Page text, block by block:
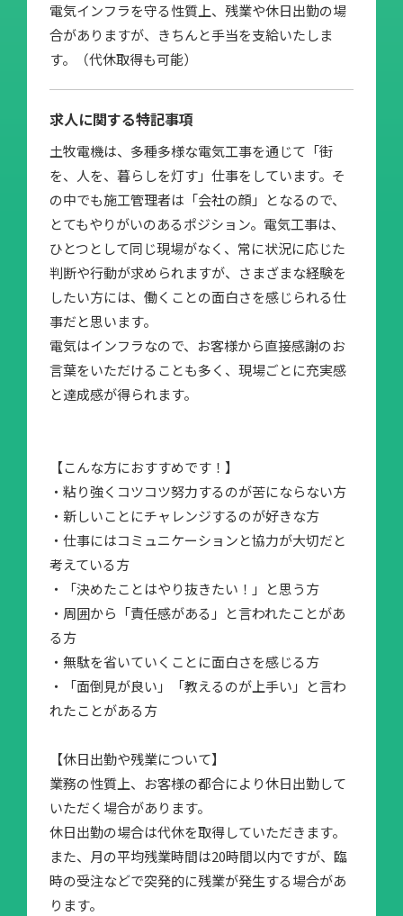
電気インフラを守る性質上、残業や休日出勤の場
合がありますが、きちんと手当を支給いたしま
す。（代休取得も可能）
求人に関する特記事項
土牧電機は、多種多様な電気工事を通じて「街
を、人を、暮らしを灯す」仕事をしています。そ
の中でも施工管理者は「会社の顔」となるので、
とてもやりがいのあるポジション。電気工事は、
ひとつとして同じ現場がなく、常に状況に応じた
判断や行動が求められますが、さまざまな経験を
したい方には、働くことの面白さを感じられる仕
事だと思います。
電気はインフラなので、お客様から直接感謝のお
言葉をいただけることも多く、現場ごとに充実感
と達成感が得られます。
【こんな方におすすめです！】
・粘り強くコツコツ努力するのが苦にならない方
・新しいことにチャレンジするのが好きな方
・仕事にはコミュニケーションと協力が大切だと
考えている方
・「決めたことはやり抜きたい！」と思う方
・周囲から「責任感がある」と言われたことがあ
る方
・無駄を省いていくことに面白さを感じる方
・「面倒見が良い」「教えるのが上手い」と言わ
れたことがある方
【休日出勤や残業について】
業務の性質上、お客様の都合により休日出勤して
いただく場合があります。
休日出勤の場合は代休を取得していただきます。
また、月の平均残業時間は20時間以内ですが、臨
時の受注などで突発的に残業が発生する場合があ
ります。